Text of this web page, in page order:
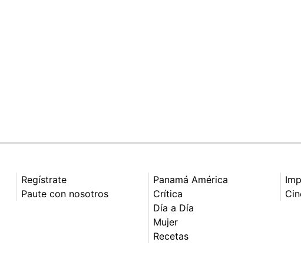
Regístrate
Paute con nosotros
Panamá América
Crítica
Día a Día
Mujer
Recetas